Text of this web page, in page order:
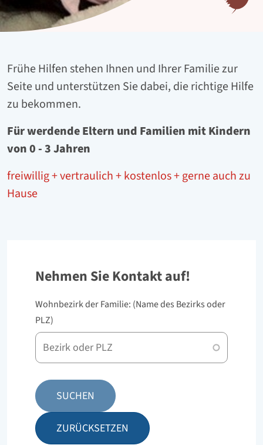
Frühe Hilfen stehen Ihnen und Ihrer Familie zur
Seite und unterstützen Sie dabei, die richtige Hilfe
zu bekommen.
Für werdende Eltern und Familien mit Kindern
von 0 - 3 Jahren
freiwillig + vertraulich + kostenlos + gerne auch zu
Hause
Nehmen Sie Kontakt auf!
Wohnbezirk der Familie: (Name des Bezirks oder
PLZ)
PLZ
oder
SUCHEN
ZURÜCKSETZEN